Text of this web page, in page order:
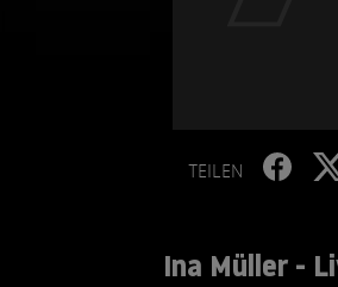
TEILEN
Ina Müller -